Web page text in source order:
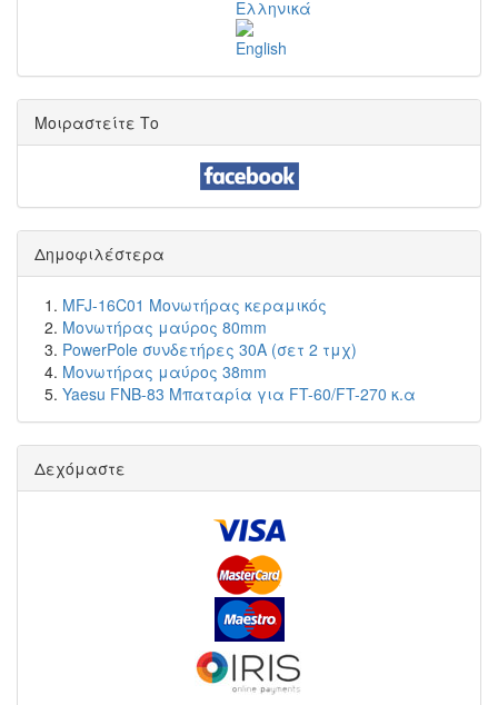
Μοιραστείτε Το
Δημοφιλέστερα
MFJ-16C01 Μονωτήρας κεραμικός
Μονωτήρας μαύρος 80mm
PowerPole συνδετήρες 30A (σετ 2 τμχ)
Μονωτήρας μαύρος 38mm
Yaesu FNB-83 Μπαταρία για FT-60/FT-270 κ.α
Δεχόμαστε